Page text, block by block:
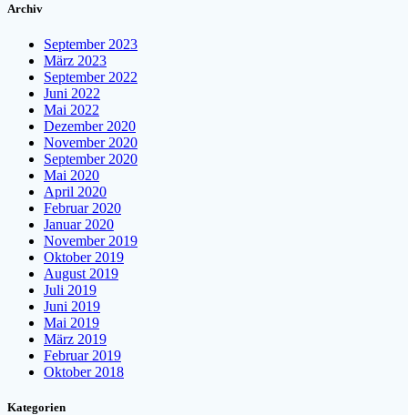
Archiv
September 2023
März 2023
September 2022
Juni 2022
Mai 2022
Dezember 2020
November 2020
September 2020
Mai 2020
April 2020
Februar 2020
Januar 2020
November 2019
Oktober 2019
August 2019
Juli 2019
Juni 2019
Mai 2019
März 2019
Februar 2019
Oktober 2018
Kategorien